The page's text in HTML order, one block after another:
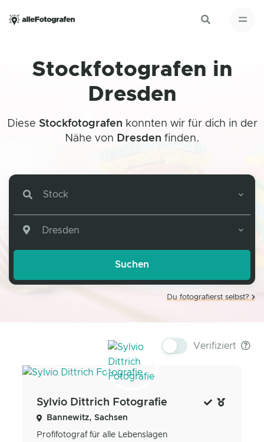
Stockfotografen in
Dresden
Diese Stockfotografen konnten wir für dich in der
Nähe von Dresden finden.
Stock
Dresden
Du fotografierst selbst?
Verifiziert
Sylvio Dittrich Fotografie
Bannewitz, Sachsen
Profifotograf für alle Lebenslagen